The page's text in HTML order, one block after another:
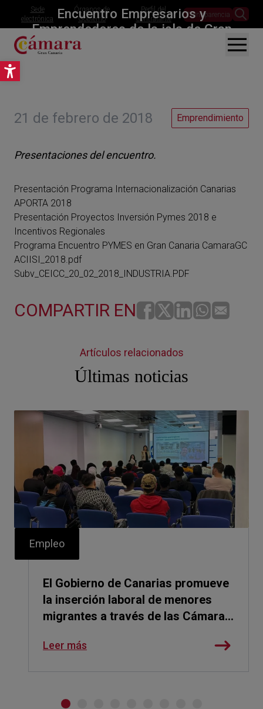
Abrir barra de herramientas
Sede
electrónica
Órganos de
Gobierno
Perfil del
Contratante
Transparencia
Encuentro Empresarios y
Emprendedores de la isla de Gran
21 de febrero de 2018 Emprendimiento
Presentaciones del encuentro.
Presentación Programa Internacionalización Canarias
APORTA 2018
Presentación Proyectos Inversión Pymes 2018 e
Incentivos Regionales
Programa Encuentro PYMES en Gran Canaria CamaraGC
ACIISI_2018.pdf
Subv_CEICC_20_02_2018_INDUSTRIA.PDF
COMPARTIR EN
Artículos relacionados
Últimas noticias
Empleo
El Gobierno de Canarias promueve
la inserción laboral de menores
migrantes a través de las Cámaras
Leer más